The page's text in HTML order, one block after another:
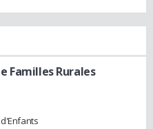
Familles Rurales